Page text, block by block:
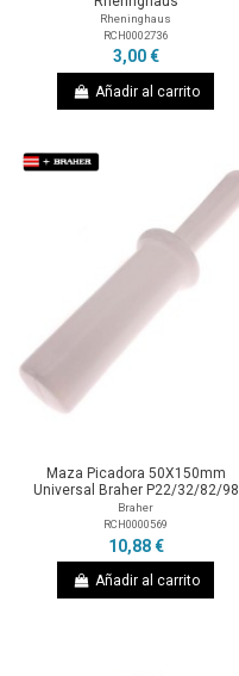
Rheninghaus
RCH0002736
3,00 €
Añadir al carrito
Maza Picadora 50X150mm
Universal Braher P22/32/82/98
Braher
RCH0000569
10,88 €
Añadir al carrito